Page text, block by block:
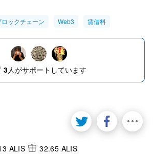
ロックチェーン Web3 賃借料
3人がサポートしています
ALIS 32.65 ALIS